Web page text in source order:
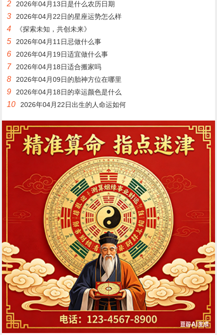
2 2026年04月13日是什么农历日期
3 2026年04月22日的星座运势怎么样
4 《探索未知，共创未来》
5 2026年04月11日忌做什么事
6 2026年04月19日适宜做什么事
7 2026年04月18日适合搬家吗
8 2026年04月09日的胎神方位在哪里
9 2026年04月18日的幸运颜色是什么
10 2026年04月22日出生的人命运如何